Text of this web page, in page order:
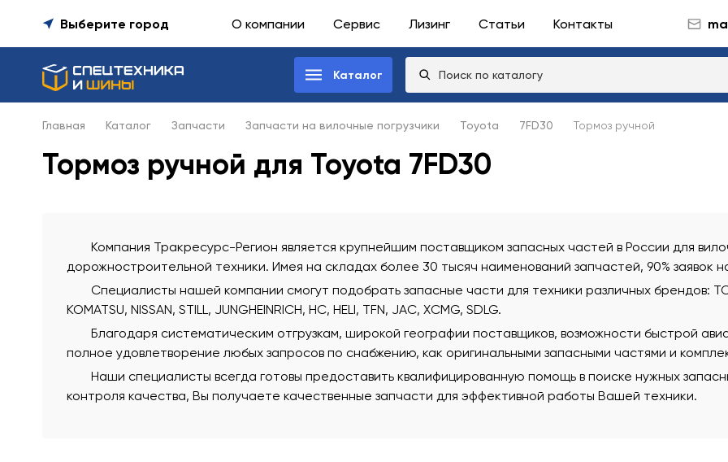
Выберите город О компании Сервис Лизинг Статьи Контакты
Каталог
Главная Каталог Запчасти Запчасти на вилочные погрузчики Toyota 7FD30 Тормоз ручной
Тормоз ручной для Toyota 7FD30
Компания Тракресурс-Регион является крупнейшим поставщиком запасных частей в России для
дорожностроительной техники. Имея на складах более 30 тысяч наименований запчастей, 90% заявок
Специалисты нашей компании смогут подобрать запасные части для техники различных брендов: TCM,
KOMATSU, NISSAN, STILL, JUNGHEINRICH, HC, HELI, TFN, JAC, XCMG, SDLG.
Благодаря систематическим отгрузкам, широкой географии поставщиков, возможности быстрой
полное удовлетворение любых запросов по снабжению, как оригинальными запасными частями и
Наши специалисты всегда готовы предоставить квалифицированную помощь в поиске нужных
контроля качества, Вы получаете качественные запчасти для эффективной работы Вашей техники.